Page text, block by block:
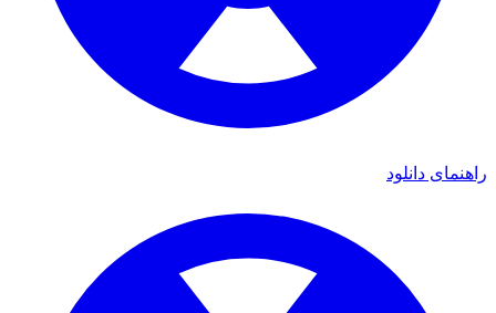
راهنمای دانلود